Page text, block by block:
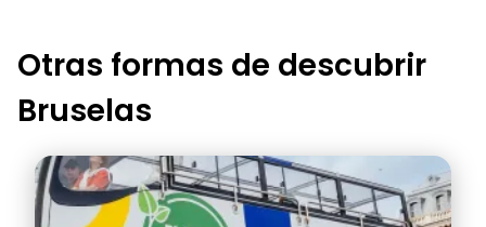
Otras formas de descubrir
Bruselas